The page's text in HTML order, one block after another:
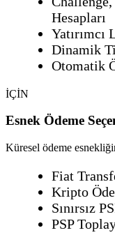
Hesapları
Yatırımcı
Dinamik
Otomatik
İÇİN
Esnek Ödeme
Küresel ödeme
Fiat
Kripto
Sınırsız
PSP